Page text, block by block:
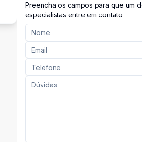
Preencha os campos para que um
especialistas entre em contato